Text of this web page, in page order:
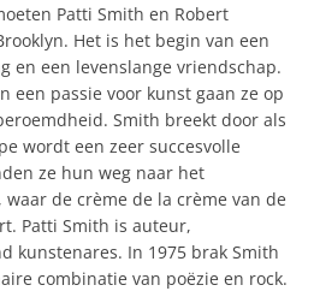
Patti Smith en Robert
Het is het begin van een
en een levenslange vriendschap.
een passie voor kunst gaan ze op
Smith breekt door als
wordt een zeer succesvolle
ze hun weg naar het
waar de crème de la crème van de
Patti Smith is auteur,
kunstenares. In 1975 brak Smith
combinatie van poëzie en rock.